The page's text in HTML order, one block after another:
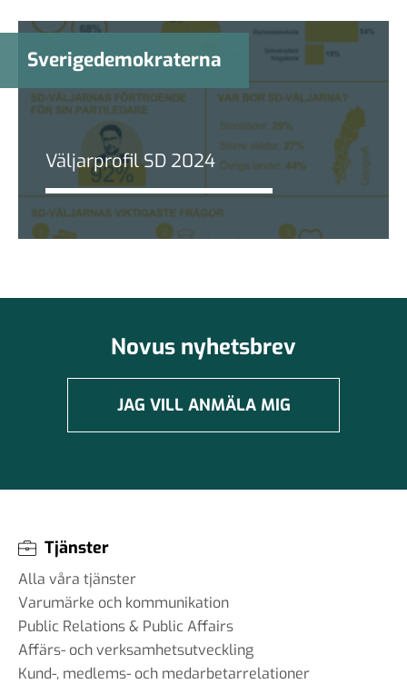
Sverigedemokraterna
Väljarprofil SD 2024
Novus nyhetsbrev
JAG VILL ANMÄLA MIG
Tjänster
Alla våra tjänster
Varumärke och kommunikation
Public Relations & Public Affairs
Affärs- och verksamhetsutveckling
Kund-, medlems- och medarbetarrelationer